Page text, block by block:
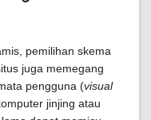
pemilihan skema
juga memegang
pengguna (visual
jinjing atau